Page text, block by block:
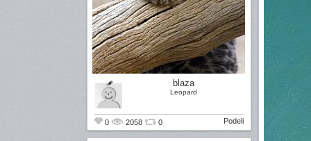
blaza
Leopard
0 2058 0 Podeli